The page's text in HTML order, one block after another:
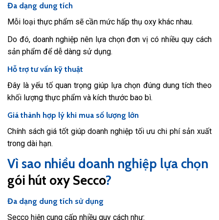
Đa dạng dung tích
Mỗi loại thực phẩm sẽ cần mức hấp thụ oxy khác nhau.
Do đó, doanh nghiệp nên lựa chọn đơn vị có nhiều quy cách
sản phẩm để dễ dàng sử dụng.
Hỗ trợ tư vấn kỹ thuật
Đây là yếu tố quan trọng giúp lựa chọn đúng dung tích theo
khối lượng thực phẩm và kích thước bao bì.
Giá thành hợp lý khi mua số lượng lớn
Chính sách giá tốt giúp doanh nghiệp tối ưu chi phí sản xuất
trong dài hạn.
Vì sao nhiều doanh nghiệp lựa chọn
gói hút oxy Secco?
Đa dạng dung tích sử dụng
Secco hiện cung cấp nhiều quy cách như: